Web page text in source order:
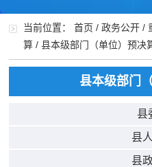
当前位置：首页 /政务公开 /
算 /县本级部门（单位）预决
县本级部门
县
县
县